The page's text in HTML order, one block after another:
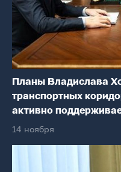
Планы Владислава
транспортных
активно
14 ноября